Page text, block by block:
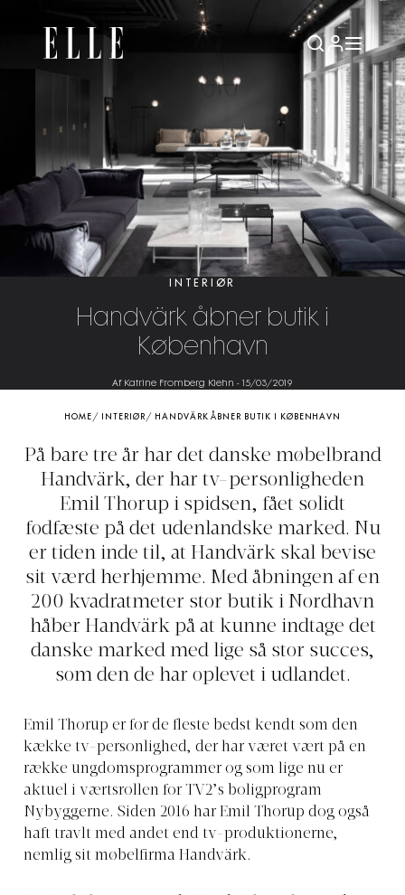
INTERIØR
Handvärk åbner butik i
København
Af Katrine Fromberg Kiehn - 15/03/2019
HOME / INTERIØR/ HANDVÄRK ÅBNER BUTIK I KØBENHAVN
På bare tre år har det danske møbelbrand
Handvärk, der har tv-personligheden
Emil Thorup i spidsen, fået solidt
fodfæste på det udenlandske marked. Nu
er tiden inde til, at Handvärk skal bevise
sit værd herhjemme. Med åbningen af en
200 kvadratmeter stor butik i Nordhavn
håber Handvärk på at kunne indtage det
danske marked med lige så stor succes,
som den de har oplevet i udlandet.
Emil Thorup er for de fleste bedst kendt som den
kække tv-personlighed, der har været vært på en
række ungdomsprogrammer og som lige nu er
aktuel i værtsrollen for TV2’s boligprogram
Nybyggerne. Siden 2016 har Emil Thorup dog også
haft travlt med andet end tv-produktionerne,
nemlig sit møbelfirma Handvärk.